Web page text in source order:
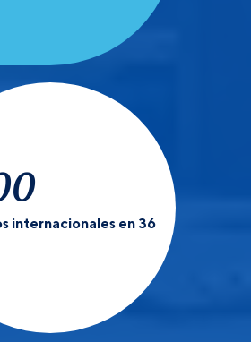
internacionales en 36